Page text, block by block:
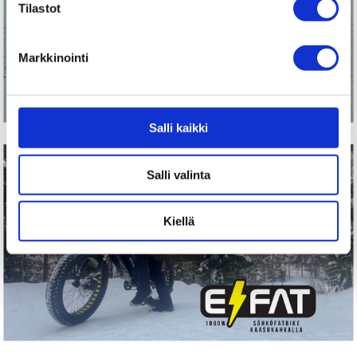
Tilastot
Markkinointi
Salli kaikki
Salli valinta
Kiellä